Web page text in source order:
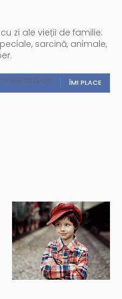
zi ale vieții de familie:
sarcină, animale,
ÎMI PLACE
de